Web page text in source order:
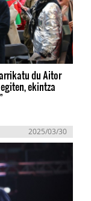
du Aitor
ekintza
2025/03/30